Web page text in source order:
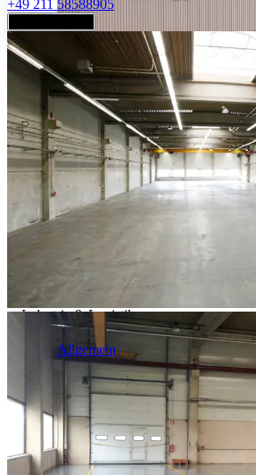
Industrie & Logistik
Allgemein
+49 211 58588905